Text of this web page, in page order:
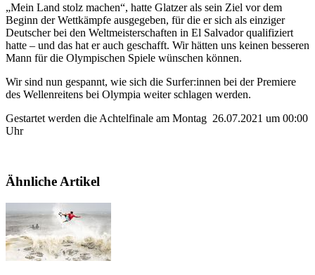
„Mein Land stolz machen“, hatte Glatzer als sein Ziel vor dem
Beginn der Wettkämpfe ausgegeben, für die er sich als einziger
Deutscher bei den Weltmeisterschaften in El Salvador qualifiziert
hatte – und das hat er auch geschafft. Wir hätten uns keinen besseren
Mann für die Olympischen Spiele wünschen können.
Wir sind nun gespannt, wie sich die Surfer:innen bei der Premiere
des Wellenreitens bei Olympia weiter schlagen werden.
Gestartet werden die Achtelfinale am Montag 26.07.2021 um 00:00
Uhr
Ähnliche Artikel